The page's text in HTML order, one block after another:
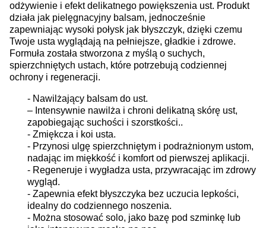
odżywienie i efekt delikatnego powiększenia ust. Produkt
działa jak pielęgnacyjny balsam, jednocześnie
zapewniając wysoki połysk jak błyszczyk, dzięki czemu
Twoje usta wyglądają na pełniejsze, gładkie i zdrowe.
Formuła została stworzona z myślą o suchych,
spierzchniętych ustach, które potrzebują codziennej
ochrony i regeneracji.
- Nawilżający balsam do ust.
– Intensywnie nawilża i chroni delikatną skórę ust,
zapobiegając suchości i szorstkości..
- Zmiękcza i koi usta.
- Przynosi ulgę spierzchniętym i podrażnionym ustom,
nadając im miękkość i komfort od pierwszej aplikacji.
- Regeneruje i wygładza usta, przywracając im zdrowy
wygląd.
- Zapewnia efekt błyszczyka bez uczucia lepkości,
idealny do codziennego noszenia.
- Można stosować solo, jako bazę pod szminkę lub